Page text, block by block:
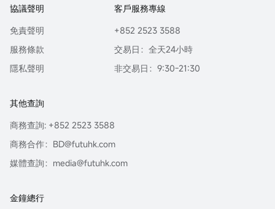
協議聲明
免責聲明
服務條款
隱私聲明
客戶服務專線
+852 2523 3588
交易日：全天24小時
非交易日：9:30-21:30
其他查詢
商務查詢: +852 2523 3588
商務合作：BD@futuhk.com
媒體查詢：media@futuhk.com
金鐘總行